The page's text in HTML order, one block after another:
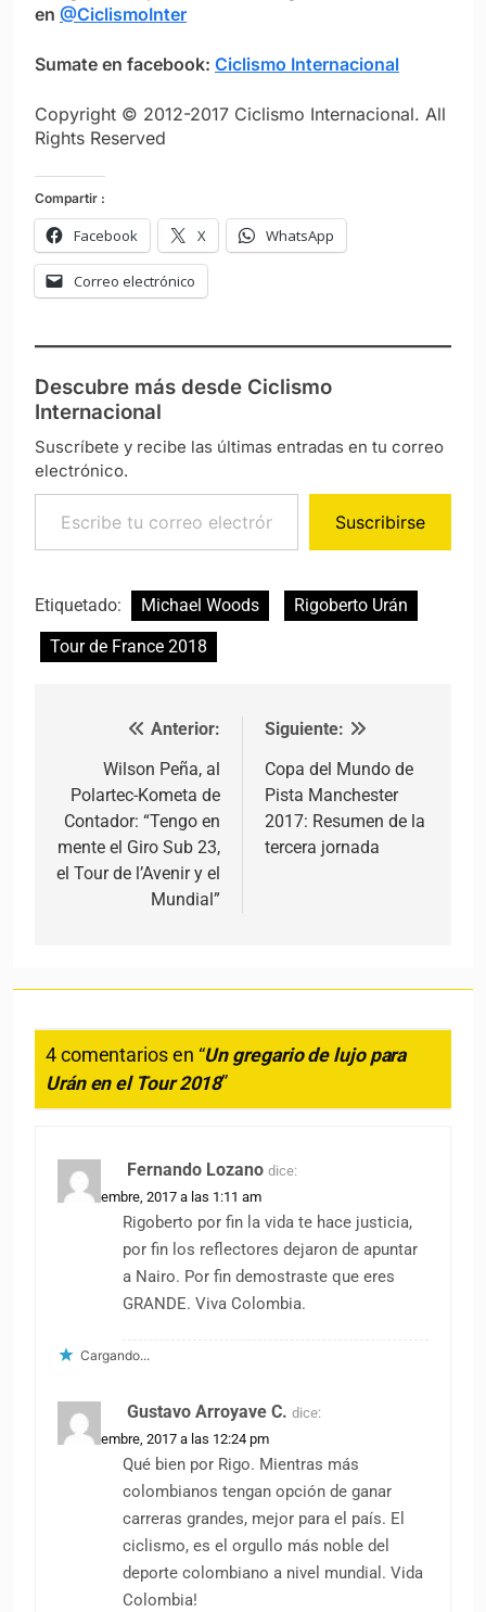
en @CiclismoInter
Sumate en facebook: Ciclismo Internacional
Copyright © 2012-2017 Ciclismo Internacional. All
Rights Reserved
Compartir :
Facebook X WhatsApp
Correo electrónico
Descubre más desde Ciclismo
Internacional
Suscríbete y recibe las últimas entradas en tu correo
electrónico.
Escribe tu correo electrónico…
Suscribirse
Etiquetado: Michael Woods
Rigoberto Urán
Tour de France 2018
Navegación de entradas
Anterior:
Wilson Peña, al
Polartec-Kometa de
Contador: “Tengo en
mente el Giro Sub 23,
el Tour de l’Avenir y el
Mundial”
Siguiente:
Copa del Mundo de
Pista Manchester
2017: Resumen de la
tercera jornada
4 comentarios en “Un gregario de lujo para
Urán en el Tour 2018”
Fernando Lozano dice:
13 noviembre, 2017 a las 1:11 am
Rigoberto por fin la vida te hace justicia,
por fin los reflectores dejaron de apuntar
a Nairo. Por fin demostraste que eres
GRANDE. Viva Colombia.
Cargando...
Gustavo Arroyave C. dice:
13 noviembre, 2017 a las 12:24 pm
Qué bien por Rigo. Mientras más
colombianos tengan opción de ganar
carreras grandes, mejor para el país. El
ciclismo, es el orgullo más noble del
deporte colombiano a nivel mundial. Vida
Colombia!